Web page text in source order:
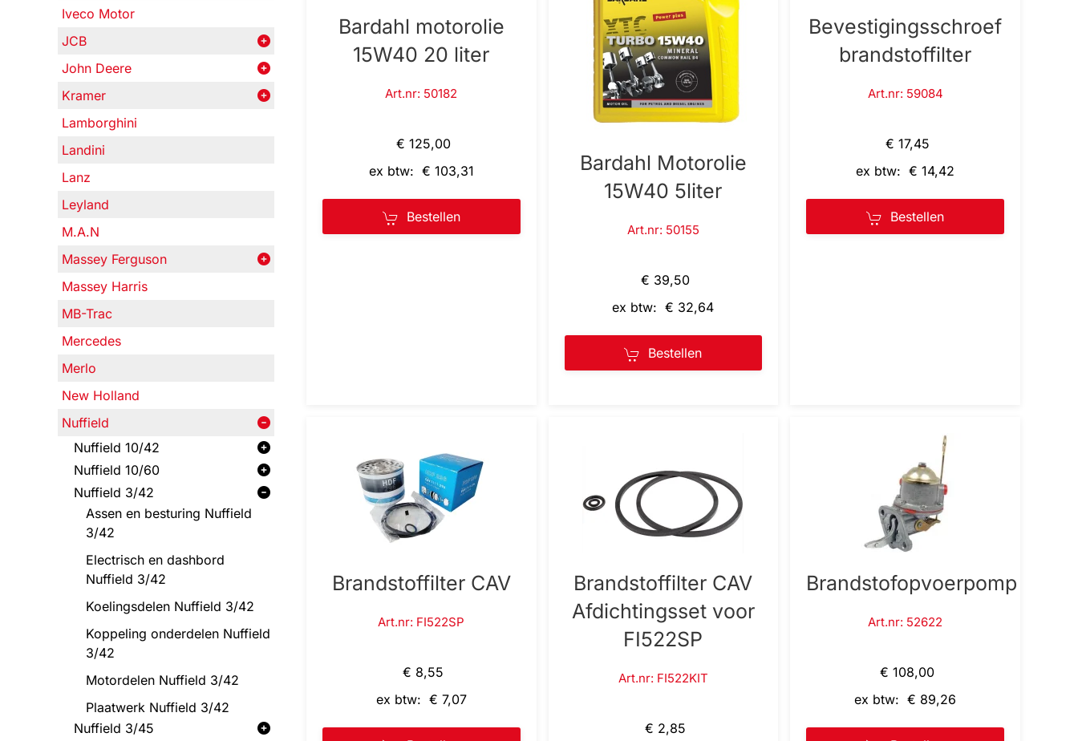
Iveco Motor
JCB
John Deere
Kramer
Lamborghini
Landini
Lanz
Leyland
M.A.N
Massey Ferguson
Massey Harris
MB-Trac
Mercedes
Merlo
New Holland
Nuffield
Nuffield 10/42
Nuffield 10/60
Nuffield 3/42
Assen en besturing Nuffield
3/42
Electrisch en dashbord
Nuffield 3/42
Koelingsdelen Nuffield 3/42
Koppeling onderdelen Nuffield
3/42
Motordelen Nuffield 3/42
Plaatwerk Nuffield 3/42
Nuffield 3/45
Bardahl motorolie
15W40 20 liter
Art.nr: 50182
€ 125,00
ex btw: € 103,31
Bestellen
Bardahl Motorolie
15W40 5liter
Art.nr: 50155
€ 39,50
ex btw: € 32,64
Bestellen
Bevestigingsschroef
brandstoffilter
Art.nr: 59084
€ 17,45
ex btw: € 14,42
Bestellen
Brandstoffilter CAV
Art.nr: FI522SP
€ 8,55
ex btw: € 7,07
Brandstoffilter CAV
Afdichtingsset voor
FI522SP
Art.nr: FI522KIT
€ 2,85
Brandstofopvoerpomp
Art.nr: 52622
€ 108,00
ex btw: € 89,26